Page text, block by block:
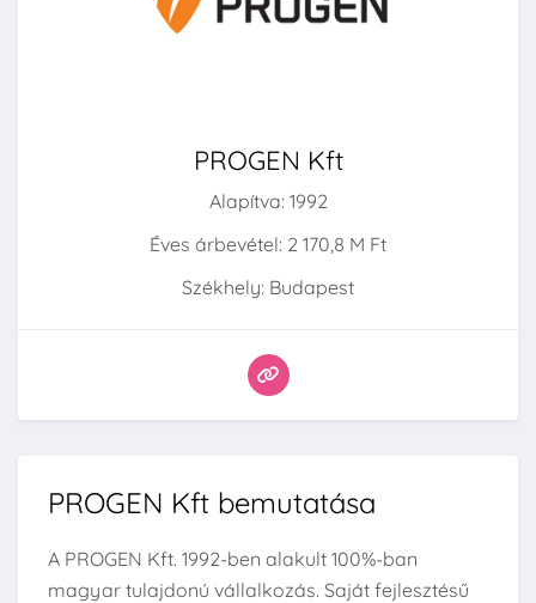
PROGEN Kft
Alapítva: 1992
Éves árbevétel: 2 170,8 M Ft
Székhely: Budapest
PROGEN Kft bemutatása
A PROGEN Kft. 1992-ben alakult 100%-ban
magyar tulajdonú vállalkozás. Saját fejlesztésű